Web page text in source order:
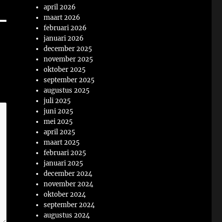
april 2026
maart 2026
februari 2026
januari 2026
december 2025
november 2025
oktober 2025
september 2025
augustus 2025
juli 2025
juni 2025
mei 2025
april 2025
maart 2025
februari 2025
januari 2025
december 2024
november 2024
oktober 2024
september 2024
augustus 2024